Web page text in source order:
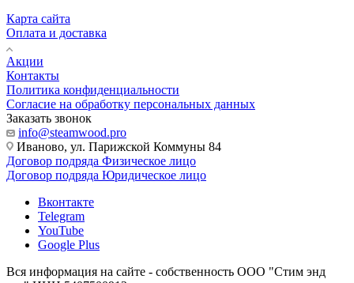
Карта сайта
Оплата и доставка
Акции
Контакты
Политика конфиденциальности
Согласие на обработку персональных данных
Заказать звонок
info@steamwood.pro
Иваново, ул. Парижской Коммуны 84
Договор подряда Физическое лицо
Договор подряда Юридическое лицо
Вконтакте
Telegram
YouTube
Google Plus
Вся информация на сайте - собственность ООО "Стим энд